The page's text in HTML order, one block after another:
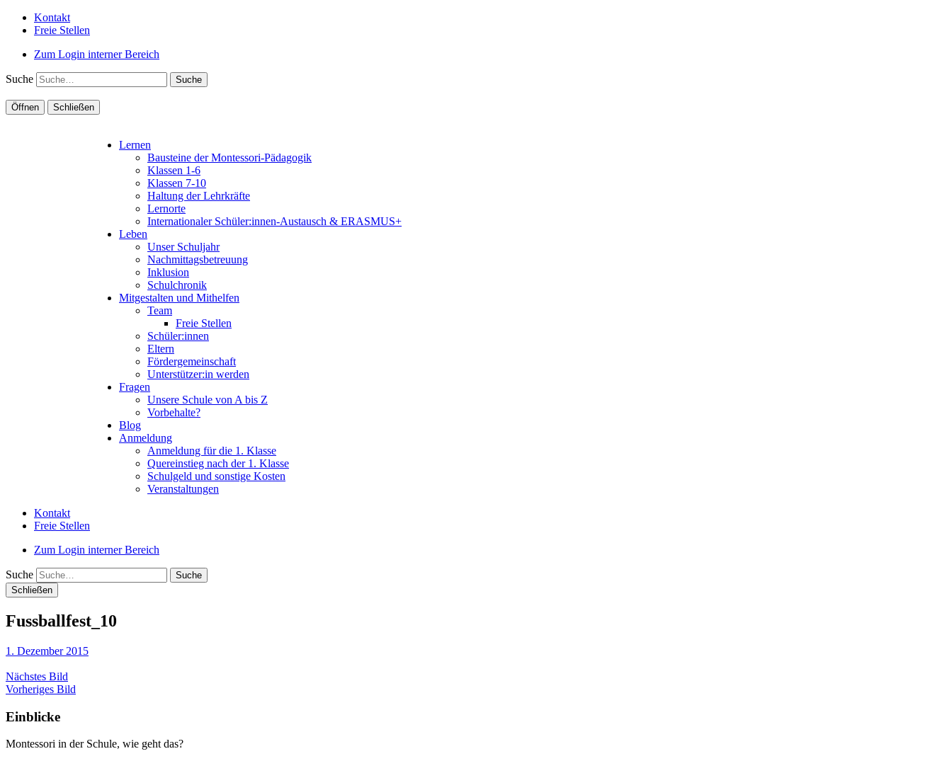
Kontakt
Freie Stellen
Zum Login interner Bereich
Suche
Öffnen Schließen
Lernen
Bausteine der Montessori-Pädagogik
Klassen 1-6
Klassen 7-10
Haltung der Lehrkräfte
Lernorte
Internationaler Schüler:innen-Austausch & ERASMUS+
Leben
Unser Schuljahr
Nachmittagsbetreuung
Inklusion
Schulchronik
Mitgestalten und Mithelfen
Team
Freie Stellen
Schüler:innen
Eltern
Fördergemeinschaft
Unterstützer:in werden
Fragen
Unsere Schule von A bis Z
Vorbehalte?
Blog
Anmeldung
Anmeldung für die 1. Klasse
Quereinstieg nach der 1. Klasse
Schulgeld und sonstige Kosten
Veranstaltungen
Kontakt
Freie Stellen
Zum Login interner Bereich
Suche
Schließen
Fussballfest_10
1. Dezember 2015
Nächstes Bild
Vorheriges Bild
Einblicke
Montessori in der Schule, wie geht das?